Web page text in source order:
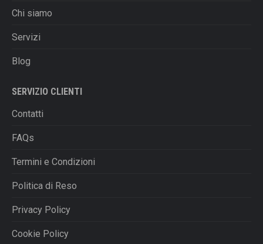
Chi siamo
Servizi
Blog
SERVIZIO CLIENTI
Contatti
FAQs
Termini e Condizioni
Politica di Reso
Privacy Policy
Cookie Policy